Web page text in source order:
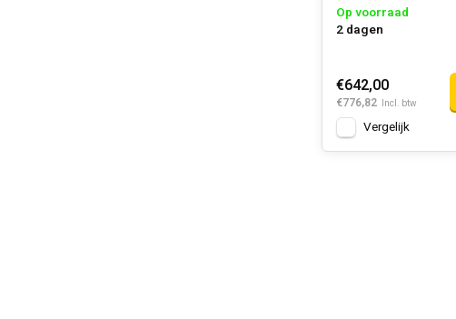
Op voorraad
2 dagen
€642,00
€776,82 Incl. btw
Vergelijk